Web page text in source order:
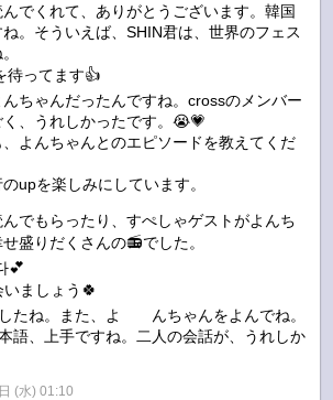
でくれて、ありがとうございます。韓国
。そういえば、SHIN君は、世界のフェス
待ってます👍
ちゃんだったんですね。crossのメンバー
、うれしかったです。😭💗
よんちゃんとのエピソードを教えてくだ
upを楽しみにしています。
でもらったり、すぺしゃゲストがよんち
盛りだくさんの📻️でした。
💕
ましょう🍀
たね。また、よ んちゃんをよんでね。
語、上手ですね。二人の会話が、うれしか
(水) 01:10